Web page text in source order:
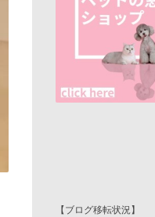
【ブログ移転状況】